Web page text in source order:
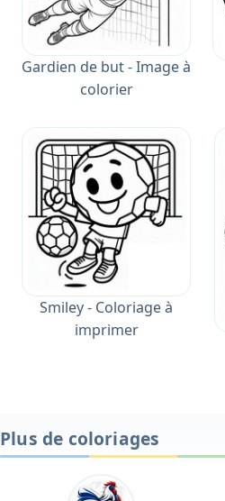
Gardien de but - Image à
colorier
Smiley - Coloriage à
imprimer
Plus de coloriages